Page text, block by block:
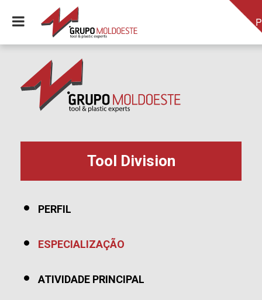
Tool Division
PERFIL
ESPECIALIZAÇÃO
ATIVIDADE PRINCIPAL